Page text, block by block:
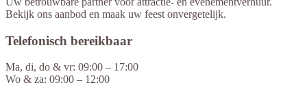
Bekijk ons aanbod en maak uw feest onvergetelijk.
Telefonisch bereikbaar
Ma, di, do & vr: 09:00 – 17:00
Wo & za: 09:00 – 12:00